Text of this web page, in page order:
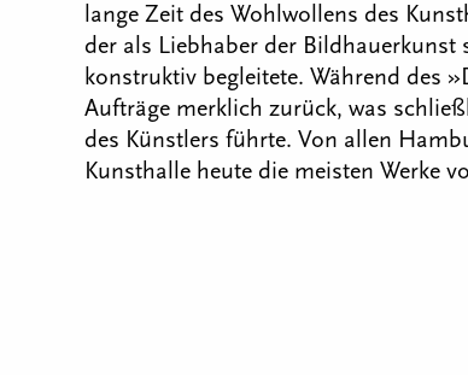
lange Zeit des Wohlwollens des
der als Liebhaber der Bildhauerkunst
konstruktiv begleitete. Während des
Aufträge merklich zurück, was
des Künstlers führte. Von allen
Kunsthalle heute die meisten Werke